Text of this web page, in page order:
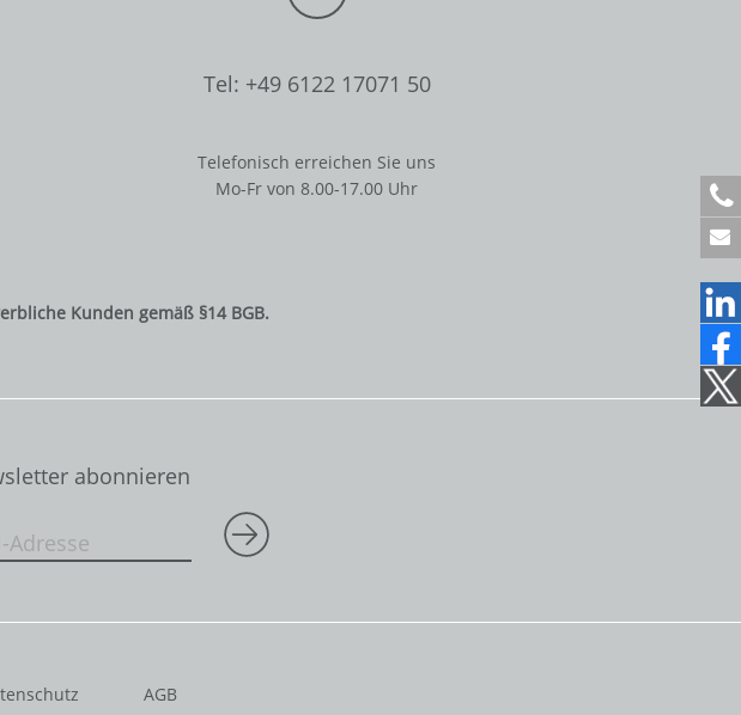
+
4
9
2
2
1
7
0
Tel: +49 6122 17071 50
Telefonisch erreichen Sie uns
Mo-Fr von 8.00-17.00 Uhr
Kunden gemäß §14 BGB.
abonnieren
AGB